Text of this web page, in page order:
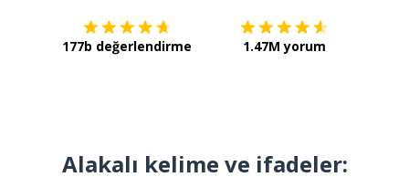
177b değerlendirme 1.47M yorum
Alakalı kelime ve ifadeler: